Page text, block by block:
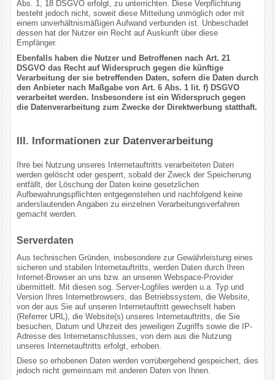
Abs. 1, 18 DSGVO erfolgt, zu unterrichten. Diese Verpflichtung
besteht jedoch nicht, soweit diese Mitteilung unmöglich oder mit
einem unverhältnismäßigen Aufwand verbunden ist. Unbeschadet
dessen hat der Nutzer ein Recht auf Auskunft über diese
Empfänger.
Ebenfalls haben die Nutzer und Betroffenen nach Art. 21
DSGVO das Recht auf Widerspruch gegen die künftige
Verarbeitung der sie betreffenden Daten, sofern die Daten durch
den Anbieter nach Maßgabe von Art. 6 Abs. 1 lit. f) DSGVO
verarbeitet werden. Insbesondere ist ein Widerspruch gegen
die Datenverarbeitung zum Zwecke der Direktwerbung statthaft.
III. Informationen zur Datenverarbeitung
Ihre bei Nutzung unseres Internetauftritts verarbeiteten Daten
werden gelöscht oder gesperrt, sobald der Zweck der Speicherung
entfällt, der Löschung der Daten keine gesetzlichen
Aufbewahrungspflichten entgegenstehen und nachfolgend keine
anderslautenden Angaben zu einzelnen Verarbeitungsverfahren
gemacht werden.
Serverdaten
Aus technischen Gründen, insbesondere zur Gewährleistung eines
sicheren und stabilen Internetauftritts, werden Daten durch Ihren
Internet-Browser an uns bzw. an unseren Webspace-Provider
übermittelt. Mit diesen sog. Server-Logfiles werden u.a. Typ und
Version Ihres Internetbrowsers, das Betriebssystem, die Website,
von der aus Sie auf unseren Internetauftritt gewechselt haben
(Referrer URL), die Website(s) unseres Internetauftritts, die Sie
besuchen, Datum und Uhrzeit des jeweiligen Zugriffs sowie die IP-
Adresse des Internetanschlusses, von dem aus die Nutzung
unseres Internetauftritts erfolgt, erhoben.
Diese so erhobenen Daten werden vorrübergehend gespeichert, dies
jedoch nicht gemeinsam mit anderen Daten von Ihnen.